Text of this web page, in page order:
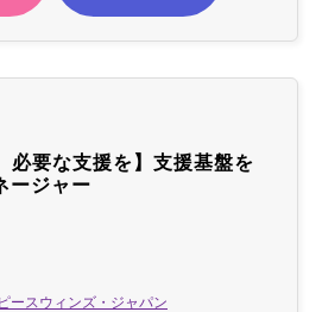
必要な支援を】支援基盤を
ージャー
ースウィンズ・ジャパン